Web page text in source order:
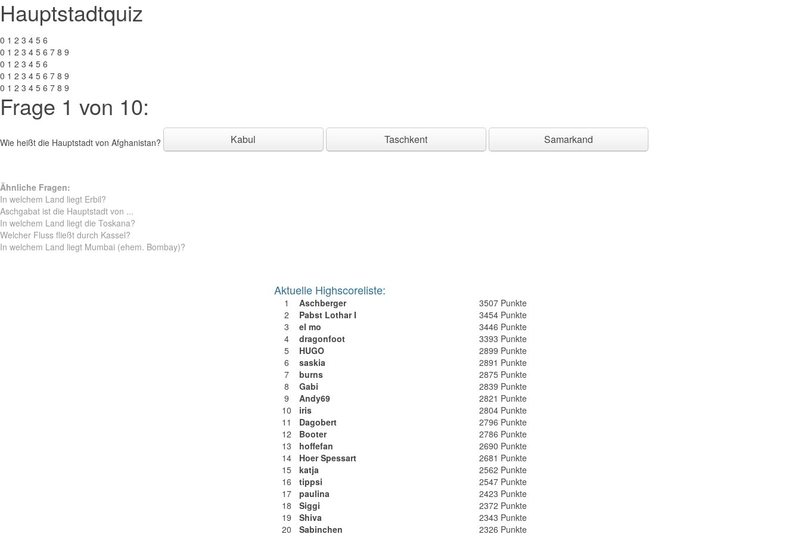
Hauptstadtquiz
0 1 2 3 4 5 6
0 1 2 3 4 5 6 7 8 9
0 1 2 3 4 5 6
0 1 2 3 4 5 6 7 8 9
0 1 2 3 4 5 6 7 8 9
Frage 1 von 10:
Wie heißt die Hauptstadt von Afghanistan? Kabul Taschkent Samarkand
Ähnliche Fragen:
In welchem Land liegt Erbil?
Aschgabat ist die Hauptstadt von ...
In welchem Land liegt die Toskana?
Welcher Fluss fließt durch Kassel?
In welchem Land liegt Mumbai (ehem. Bombay)?
Aktuelle Highscoreliste:
1 Aschberger
3507 Punkte
2
Pabst Lothar I
3454 Punkte
3
el mo
3446 Punkte
4
dragonfoot
3393 Punkte
5
HUGO
2899 Punkte
6
saskia
2891 Punkte
7
burns
2875 Punkte
8
Gabi
2839 Punkte
9
Andy69
2821 Punkte
10
iris
2804 Punkte
11
Dagobert
2796 Punkte
12
Booter
2786 Punkte
13
hoffefan
2690 Punkte
14
Hoer Spessart
2681 Punkte
15
katja
2562 Punkte
16
tippsi
2547 Punkte
17
paulina
2423 Punkte
18
Siggi
2372 Punkte
19
Shiva
2343 Punkte
20
Sabinchen 2326 Punkte